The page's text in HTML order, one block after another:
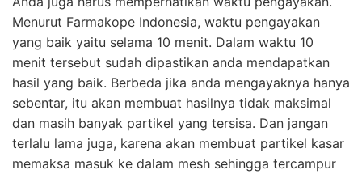
Menurut Farmakope Indonesia, waktu pengayakan
yang baik yaitu selama 10 menit. Dalam waktu 10
menit tersebut sudah dipastikan anda mendapatkan
hasil yang baik. Berbeda jika anda mengayaknya hanya
sebentar, itu akan membuat hasilnya tidak maksimal
dan masih banyak partikel yang tersisa. Dan jangan
terlalu lama juga, karena akan membuat partikel kasar
memaksa masuk ke dalam mesh sehingga tercampur